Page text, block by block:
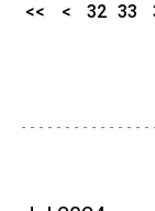
<< < 32 33